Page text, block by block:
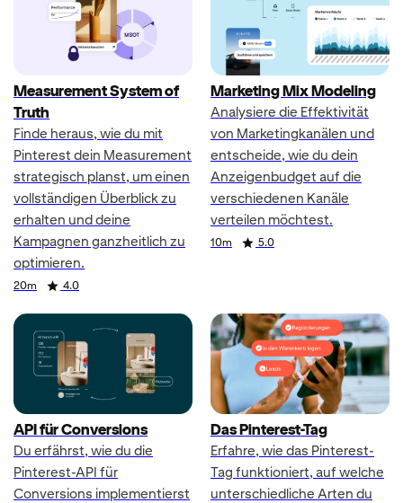
Measurement System of
Truth
Finde heraus, wie du mit
Pinterest dein Measurement
strategisch planst, um einen
vollständigen Überblick zu
erhalten und deine
Kampagnen ganzheitlich zu
optimieren.
Duration
20m
Rating 4.0
Marketing Mix Modeling
Analysiere die Effektivität
von Marketingkanälen und
entscheide, wie du dein
Anzeigenbudget auf die
verschiedenen Kanäle
verteilen möchtest.
Duration 10m
Rating 5.0
API für Conversions
Du erfährst, wie du die
Pinterest-API für
Conversions implementierst
Das Pinterest-Tag
Erfahre, wie das Pinterest-
Tag funktioniert, auf welche
unterschiedliche Arten du